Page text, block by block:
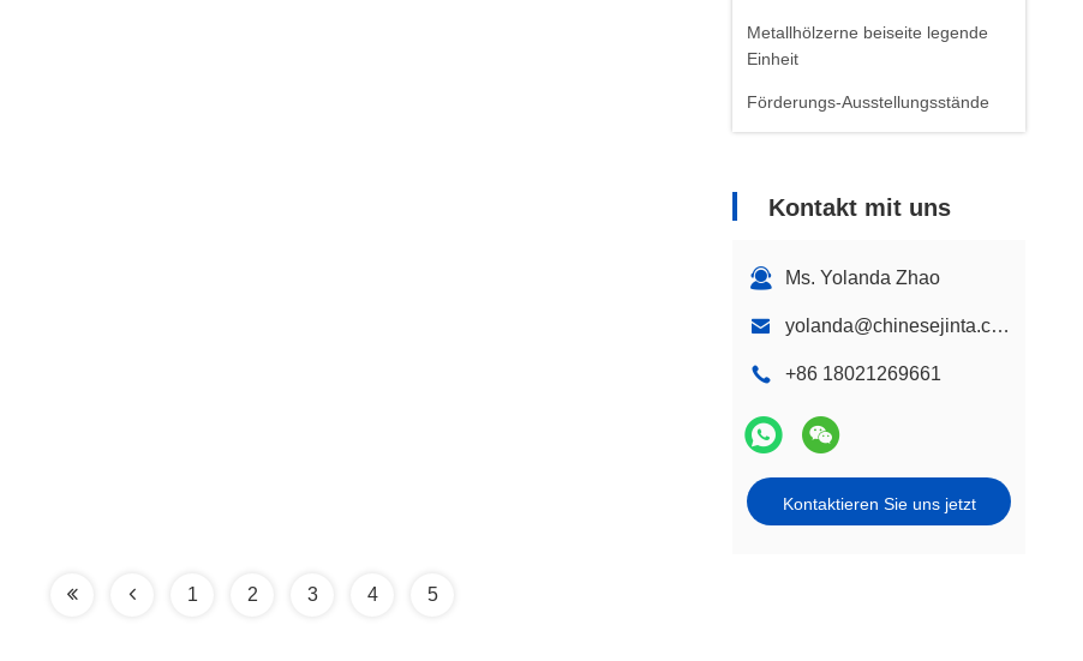
Metallhölzerne beiseite legende
Einheit
Förderungs-Ausstellungsstände
Kontakt mit uns
Ms. Yolanda Zhao
yolanda@chinesejinta.com
+86 18021269661
Kontaktieren Sie uns jetzt
1 2 3 4 5